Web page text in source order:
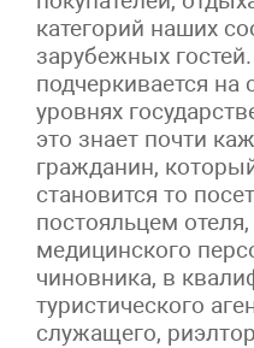
категорий наших
зарубежных
подчеркивается
уровнях
это знает почти
гражданин,
становится то
постояльцем
медицинского
чиновника, в
туристического
служащего,